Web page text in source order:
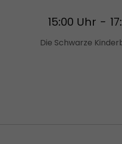
15:00 Uhr -
Die Schwarze